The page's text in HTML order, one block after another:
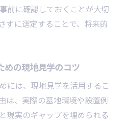
参り方法のポイント
石管理時の注意事項
信や常識を解説
代のお墓参りマナー
石案内の進め方
重した墓石案内の進め方
きる業者選びの視点
前に確認しておくことが大切
ずに選定することで、将来的
めの現地見学のコツ
には、現地見学を活用するこ
は、実際の墓地環境や設置例
現実のギャップを埋められる